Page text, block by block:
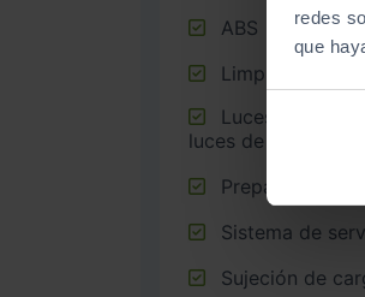
redes
que
ABS
luces de carretera
Preparación
Sistema de
Sujeción de